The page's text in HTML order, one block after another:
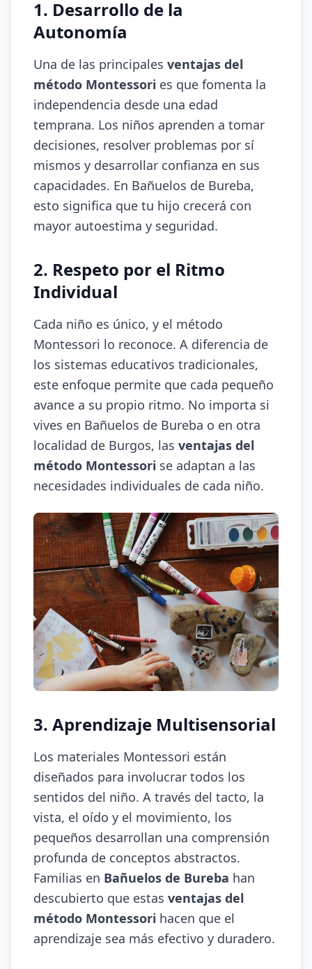
1. Desarrollo de la
Autonomía
Una de las principales ventajas del
método Montessori es que fomenta la
independencia desde una edad
temprana. Los niños aprenden a tomar
decisiones, resolver problemas por sí
mismos y desarrollar confianza en sus
capacidades. En Bañuelos de Bureba,
esto significa que tu hijo crecerá con
mayor autoestima y seguridad.
2. Respeto por el Ritmo
Individual
Cada niño es único, y el método
Montessori lo reconoce. A diferencia de
los sistemas educativos tradicionales,
este enfoque permite que cada pequeño
avance a su propio ritmo. No importa si
vives en Bañuelos de Bureba o en otra
localidad de Burgos, las ventajas del
método Montessori se adaptan a las
necesidades individuales de cada niño.
3. Aprendizaje Multisensorial
Los materiales Montessori están
diseñados para involucrar todos los
sentidos del niño. A través del tacto, la
vista, el oído y el movimiento, los
pequeños desarrollan una comprensión
profunda de conceptos abstractos.
Familias en Bañuelos de Bureba han
descubierto que estas ventajas del
método Montessori hacen que el
aprendizaje sea más efectivo y duradero.